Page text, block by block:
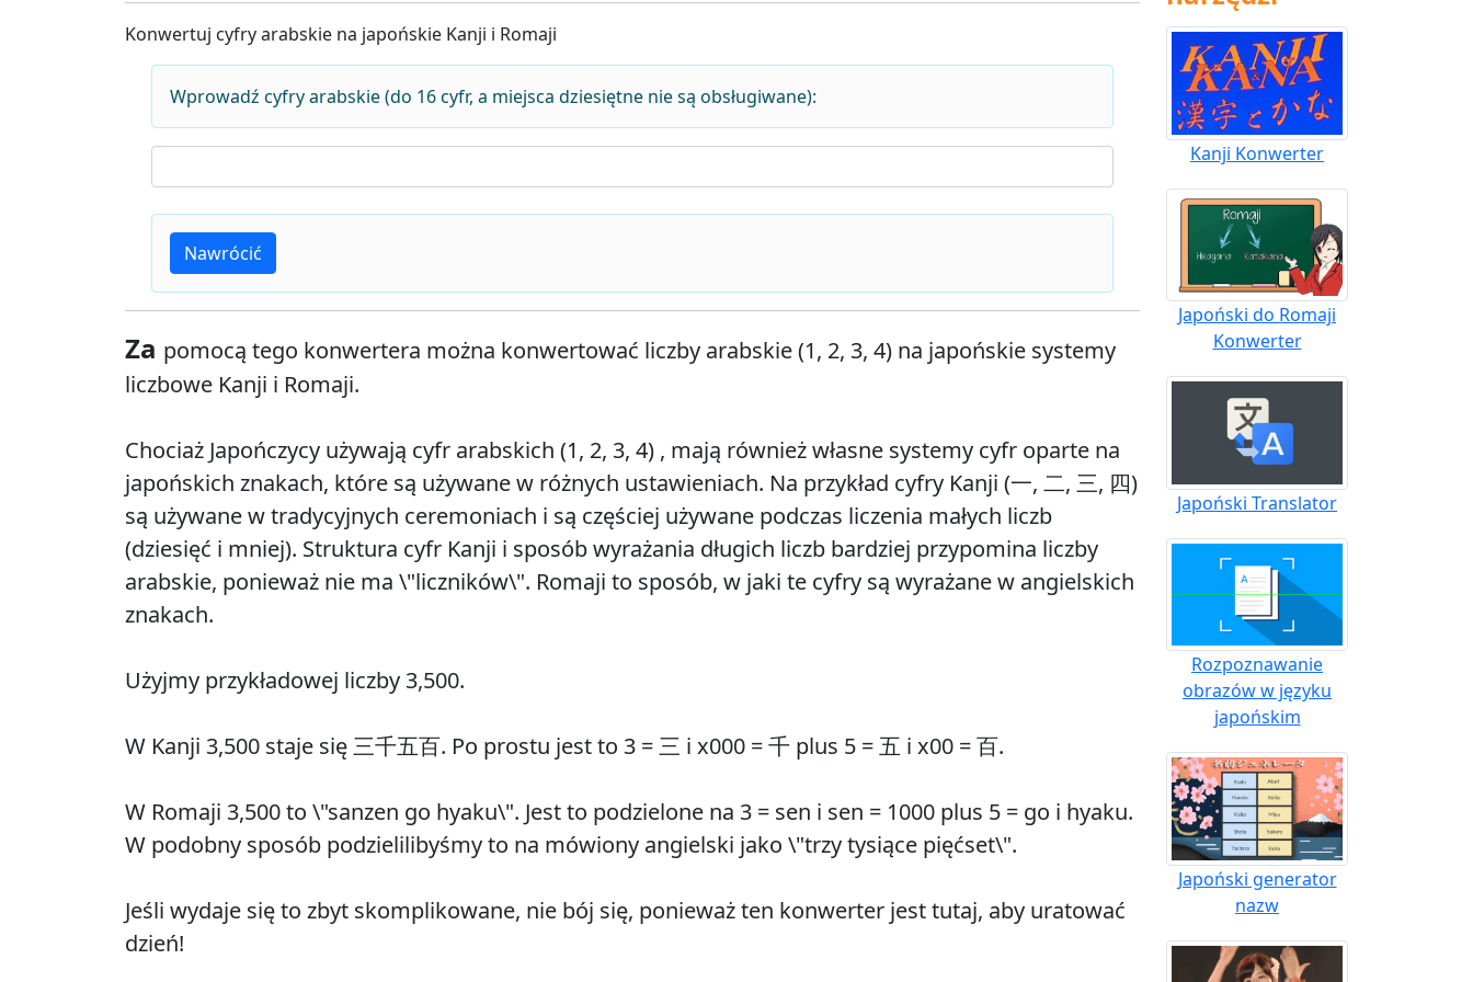
Konwertuj cyfry arabskie na japońskie Kanji i Romaji
Wprowadź cyfry arabskie (do 16 cyfr, a miejsca dziesiętne nie są obsługiwane):
Nawrócić
Za pomocą tego konwertera można konwertować liczby arabskie (1, 2, 3, 4) na japońskie systemy
liczbowe Kanji i Romaji.
Chociaż Japończycy używają cyfr arabskich (1, 2, 3, 4) , mają również własne systemy cyfr oparte na
japońskich znakach, które są używane w różnych ustawieniach. Na przykład cyfry Kanji (一, 二, 三, 四)
są używane w tradycyjnych ceremoniach i są częściej używane podczas liczenia małych liczb
(dziesięć i mniej). Struktura cyfr Kanji i sposób wyrażania długich liczb bardziej przypomina liczby
arabskie, ponieważ nie ma \"liczników\". Romaji to sposób, w jaki te cyfry są wyrażane w angielskich
znakach.
Użyjmy przykładowej liczby 3,500.
W Kanji 3,500 staje się 三千五百. Po prostu jest to 3 = 三 i x000 = 千 plus 5 = 五 i x00 = 百.
W Romaji 3,500 to \"sanzen go hyaku\". Jest to podzielone na 3 = sen i sen = 1000 plus 5 = go i hyaku.
W podobny sposób podzielilibyśmy to na mówiony angielski jako \"trzy tysiące pięćset\".
Jeśli wydaje się to zbyt skomplikowane, nie bój się, ponieważ ten konwerter jest tutaj, aby uratować
dzień!
Kanji Konwerter
Japoński do Romaji
Konwerter
Japoński Translator
Rozpoznawanie
obrazów w języku
japońskim
Japoński generator
nazw